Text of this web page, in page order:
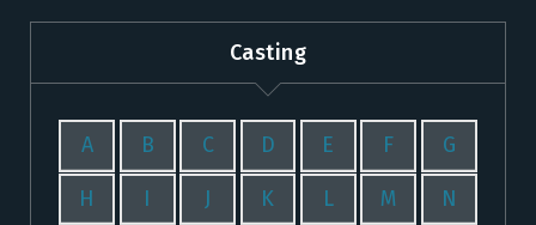
Casting
A B C D E F G
H I J K L M N